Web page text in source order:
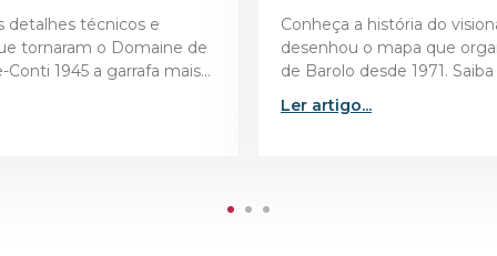
do visionário que
mapa que organiza o cru
1971. Saiba como essa
as regras de qualidade
Descubra como escolher
vinhos para a Páscoa e
convidados com
perfeitas, do bacalhau ao
assado.
Ler artigo...